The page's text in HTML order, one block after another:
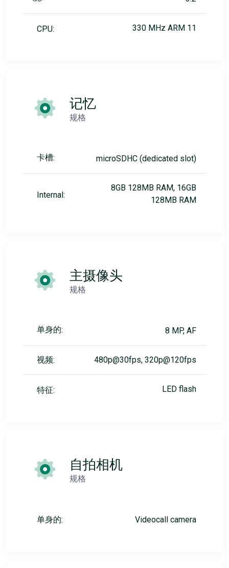
CPU: 330 MHz ARM 11
记忆
规格
卡槽: microSDHC (dedicated slot)
Internal:
8GB 128MB RAM, 16GB
128MB RAM
主摄像头
规格
单身的: 8 MP, AF
视频: 480p@30fps, 320p@120fps
特征: LED flash
自拍相机
规格
单身的: Videocall camera